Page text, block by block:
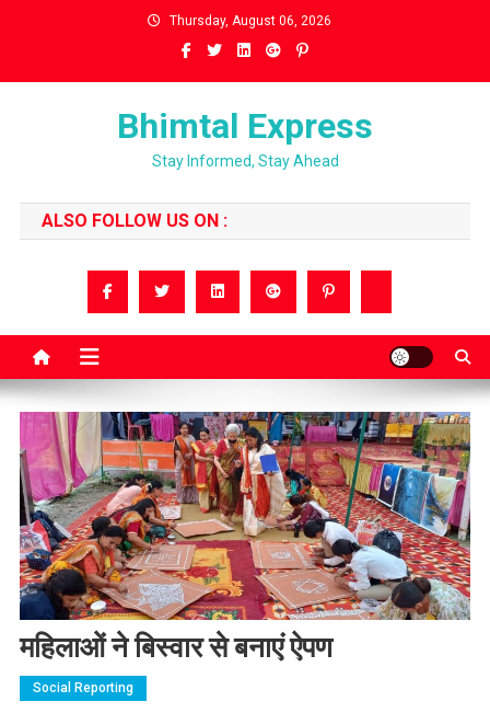
Thursday, August 06, 2026
Bhimtal Express
Stay Informed, Stay Ahead
ALSO FOLLOW US ON :
महिलाओं ने बिस्वार से बनाएं ऐपण
Social Reporting